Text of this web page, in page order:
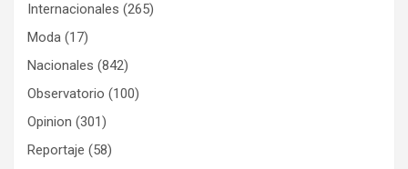
Internacionales (265)
Moda (17)
Nacionales (842)
Observatorio (100)
Opinion (301)
Reportaje (58)